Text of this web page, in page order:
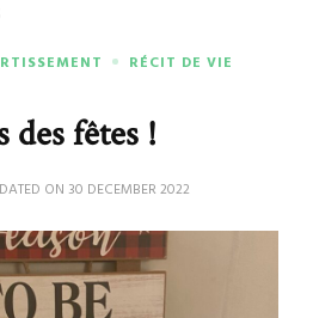
RÉCIT DE VIE
des fêtes !
ON 30 DECEMBER 2022